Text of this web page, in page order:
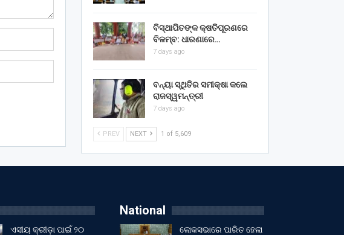
ବିସ୍ଥାପିତଙ୍କ କ୍ଷତିପୂରଣରେ
ବିଳମ୍ବ: ଧାରଣାରେ…
7 days ago
ବନ୍ୟା ସ୍ଥିତିର ସମୀକ୍ଷା କଲେ
ରାଜସ୍ୱମନ୍ତ୍ରୀ
7 days ago
PREV NEXT 1 of 5,609
ଏସୀୟ କ୍ରୀଡ଼ା ପାଇଁ ୨୦
National
ଲୋକସଭାରେ ପାରିତ ହେଲା